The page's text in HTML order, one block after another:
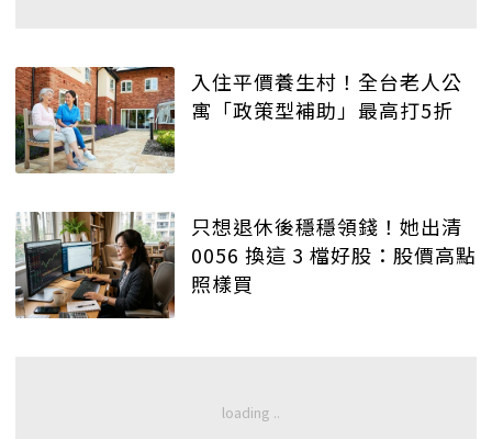
入住平價養生村！全台老人公
寓「政策型補助」最高打5折
只想退休後穩穩領錢！她出清
0056 換這 3 檔好股：股價高點
照樣買